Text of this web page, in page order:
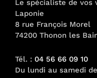
choisies
sur
la
du
produit
Le spécialiste de vos
Laponie
8 rue François Morel
74200 Thonon les
Tél. : 04 56 66 09 10
Du lundi au samedi